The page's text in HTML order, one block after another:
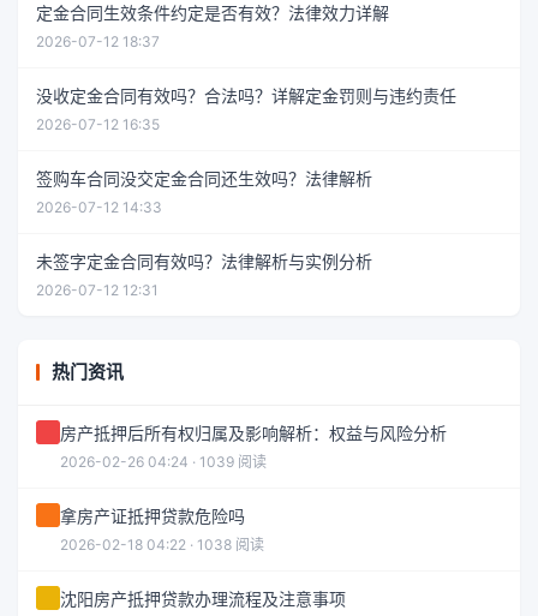
定金合同生效条件约定是否有效？法律效力详解
2026-07-12 18:37
没收定金合同有效吗？合法吗？详解定金罚则与违约责任
2026-07-12 16:35
签购车合同没交定金合同还生效吗？法律解析
2026-07-12 14:33
未签字定金合同有效吗？法律解析与实例分析
2026-07-12 12:31
热门资讯
房产抵押后所有权归属及影响解析：权益与风险分析
2026-02-26 04:24 · 1039 阅读
拿房产证抵押贷款危险吗
2026-02-18 04:22 · 1038 阅读
沈阳房产抵押贷款办理流程及注意事项